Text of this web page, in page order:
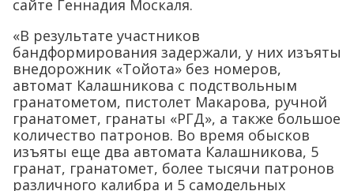
сайте Геннадия Москаля.
«В результате участников
бандформирования задержали, у них изъяты
внедорожник «Тойота» без номеров,
автомат Калашникова с подствольным
гранатометом, пистолет Макарова, ручной
гранатомет, гранаты «РГД», а также большое
количество патронов. Во время обысков
изъяты еще два автомата Калашникова, 5
гранат, гранатомет, более тысячи патронов
различного калибра и 5 самодельных